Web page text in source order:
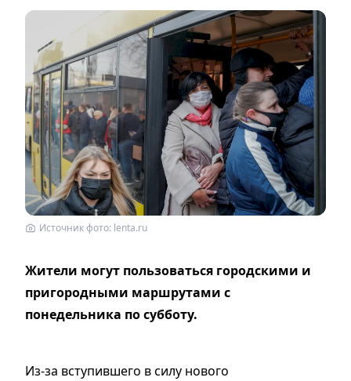
Источник фото: lenta.ru
Жители могут пользоваться городскими и
пригородными маршрутами с
понедельника по субботу.
Из-за вступившего в силу нового